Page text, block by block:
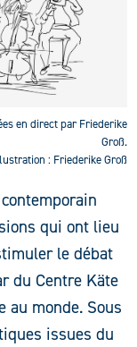
en direct par Friederike
Groß.
: Friederike Groß
qui ont lieu
le débat
du Centre Käte
au monde. Sous
issues du